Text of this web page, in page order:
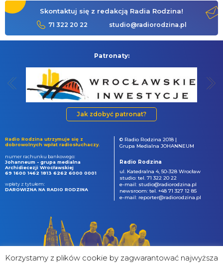
Skontaktuj się z redakcją Radia Rodzina!
71 322 20 22 studio@radiorodzina.pl
Patronaty:
Jak zdobyć patronat?
Radio Rodzina utrzymuje się z
dobrowolnych wpłat radiosłuchaczy.
numer rachunku bankowego:
Johanneum - grupa medialna
Archidiecezji Wrocławskiej
69 1600 1462 1813 6262 6000 0001
wpłaty z tytułem:
DAROWIZNA NA RADIO RODZINA
© Radio Rodzina 2018 |
Grupa Medialna JOHANNEUM
Radio Rodzina
ul. Katedralna 4, 50-328 Wrocław
studio: tel. 71 322 20 22
e-mail: studio@radiorodzina.pl
newsroom: tel. +48 71 327 12 85
e-mail: reporter@radiorodzina.pl
Korzystamy z plików cookie by zagwarantować najwyższa